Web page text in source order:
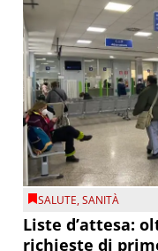
SALUTE,SANITÀ
Liste d’attesa:
richieste di